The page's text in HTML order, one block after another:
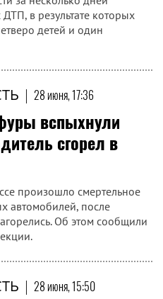
в результате которых
детей и один
| 28 июня, 17:36
вспыхнули
сгорел в
произошло смертельное
автомобилей, после
Об этом сообщили
| 28 июня, 15:50